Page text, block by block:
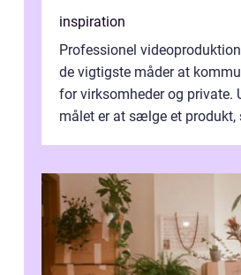
inspiration
Professionel
de vigtigste måder at
for virksomheder og private.
målet er at sælge et produkt,